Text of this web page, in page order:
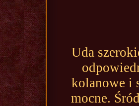
Uda
kolanowe i
mocne.